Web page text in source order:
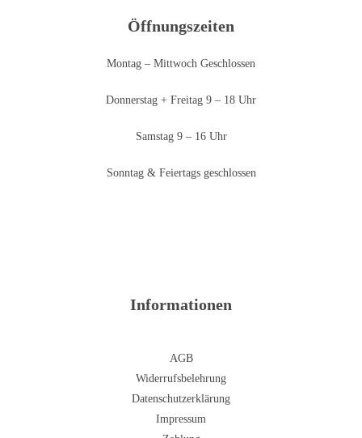
Öffnungszeiten
Montag – Mittwoch Geschlossen
Donnerstag + Freitag 9 – 18 Uhr
Samstag 9 – 16 Uhr
Sonntag & Feiertags geschlossen
Informationen
AGB
Widerrufsbelehrung
Datenschutzerklärung
Impressum